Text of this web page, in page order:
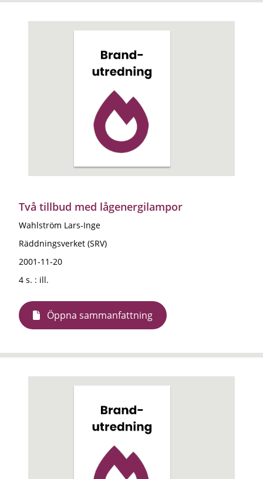
Två tillbud med lågenergilampor
Wahlström Lars-Inge
Räddningsverket (SRV)
2001-11-20
4 s. : ill.
Öppna sammanfattning